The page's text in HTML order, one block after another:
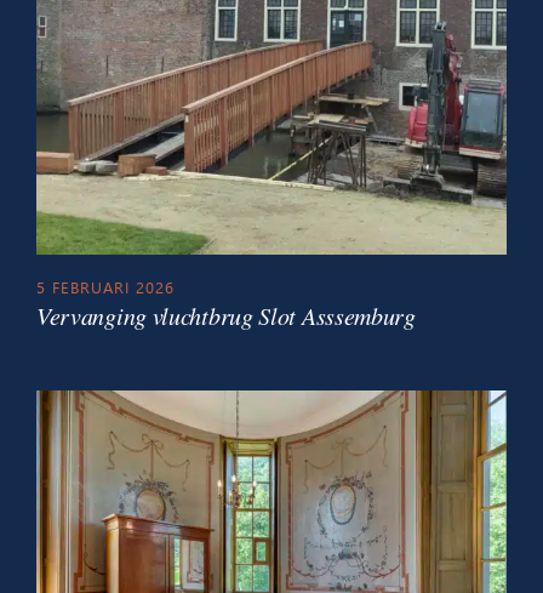
5 FEBRUARI 2026
Vervanging vluchtbrug Slot Asssemburg